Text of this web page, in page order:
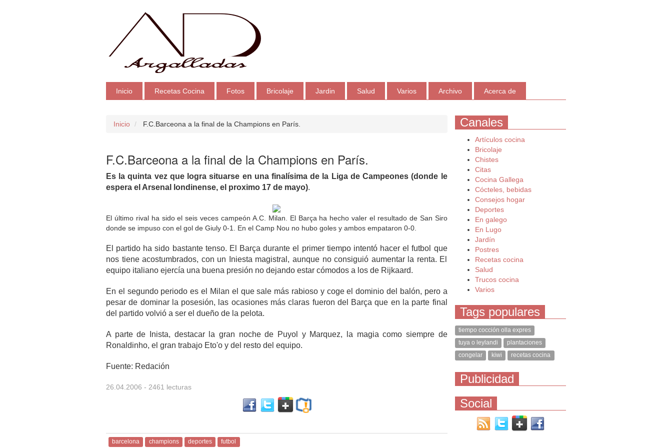
Inicio Recetas Cocina Fotos Bricolaje Jardin Salud Varios Archivo Acerca de
Inicio F.C.Barceona a la final de la Champions en París.
F.C.Barceona a la final de la Champions en París.
Es la quinta vez que logra situarse en una finalísima de la Liga de Campeones (donde le
espera el Arsenal londinense, el proximo 17 de mayo).
El último rival ha sido el seis veces campeón A.C. Milan. El Barça ha hecho valer el resultado de San Siro
donde se impuso con el gol de Giuly 0-1. En el Camp Nou no hubo goles y ambos empataron 0-0.
El partido ha sido bastante tenso. El Barça durante el primer tiempo intentó hacer el futbol que
nos tiene acostumbrados, con un Iniesta magistral, aunque no consiguió aumentar la renta. El
equipo italiano ejercía una buena presión no dejando estar cómodos a los de Rijkaard.
En el segundo periodo es el Milan el que sale más rabioso y coge el dominio del balón, pero a
pesar de dominar la posesión, las ocasiones más claras fueron del Barça que en la parte final
del partido volvió a ser el dueño de la pelota.
A parte de Inista, destacar la gran noche de Puyol y Marquez, la magia como siempre de
Ronaldinho, el gran trabajo Eto'o y del resto del equipo.
Fuente: Redación
26.04.2006 - 2461 lecturas
barcelona champions deportes futbol
Canales
Artículos cocina
Bricolaje
Chistes
Citas
Cocina Gallega
Cócteles, bebidas
Consejos hogar
Deportes
En galego
En Lugo
Jardín
Postres
Recetas cocina
Salud
Trucos cocina
Varios
Tags populares
tiempo cocción olla expres
tuya o leylandi
plantaciones
congelar
kiwi recetas cocina
Publicidad
Social